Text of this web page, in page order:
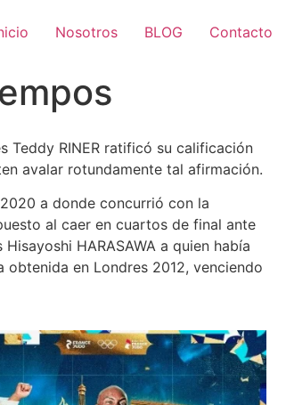
Nosotros BLOG Contacto
RINER ratificó su calificación
avalar rotundamente tal afirmación.
a donde concurrió con la
al caer en cuartos de final ante
HARASAWA a quien había
en Londres 2012, venciendo